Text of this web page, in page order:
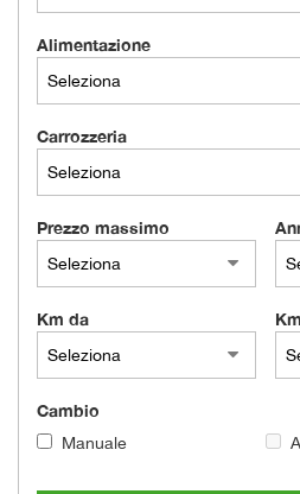
Alimentazione
Carrozzeria
Prezzo massimo
Km da
Cambio
Manuale